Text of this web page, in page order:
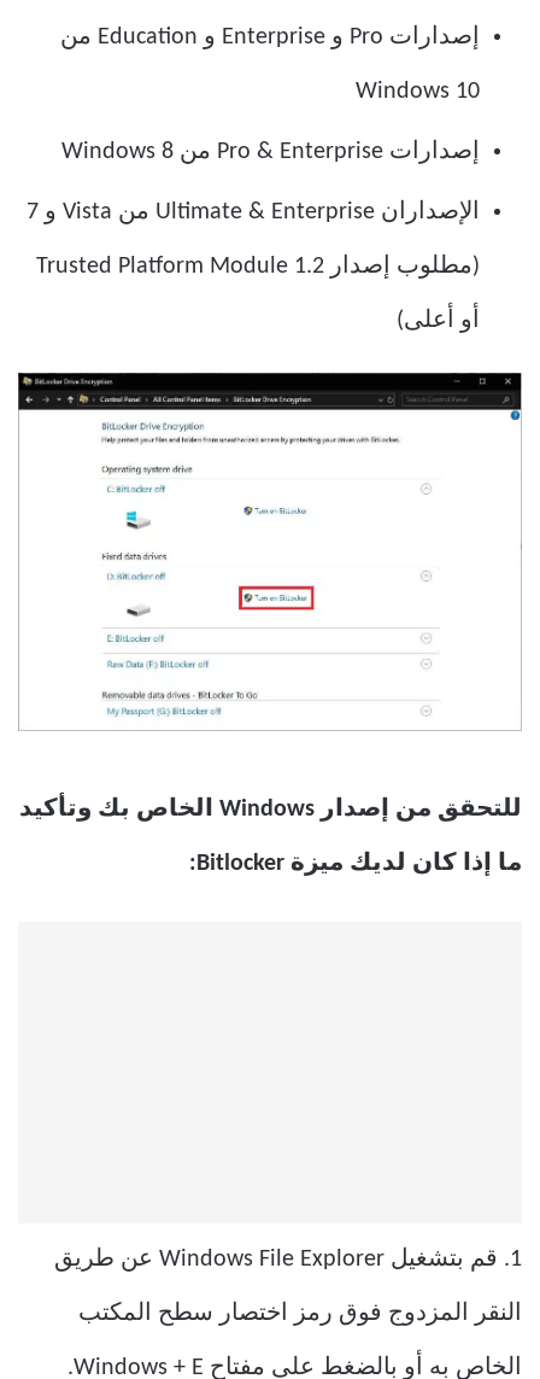
إصدارات Pro و Enterprise و Education من
Windows 10
إصدارات Pro & Enterprise من Windows 8
الإصداران Ultimate & Enterprise من Vista و 7
(مطلوب إصدار Trusted Platform Module 1.2
أو أعلى)
للتحقق من إصدار Windows الخاص بك وتأكيد
ما إذا كان لديك ميزة Bitlocker:
1. قم بتشغيل Windows File Explorer عن طريق
النقر المزدوج فوق رمز اختصار سطح المكتب
الخاص به أو بالضغط على مفتاح Windows + E.